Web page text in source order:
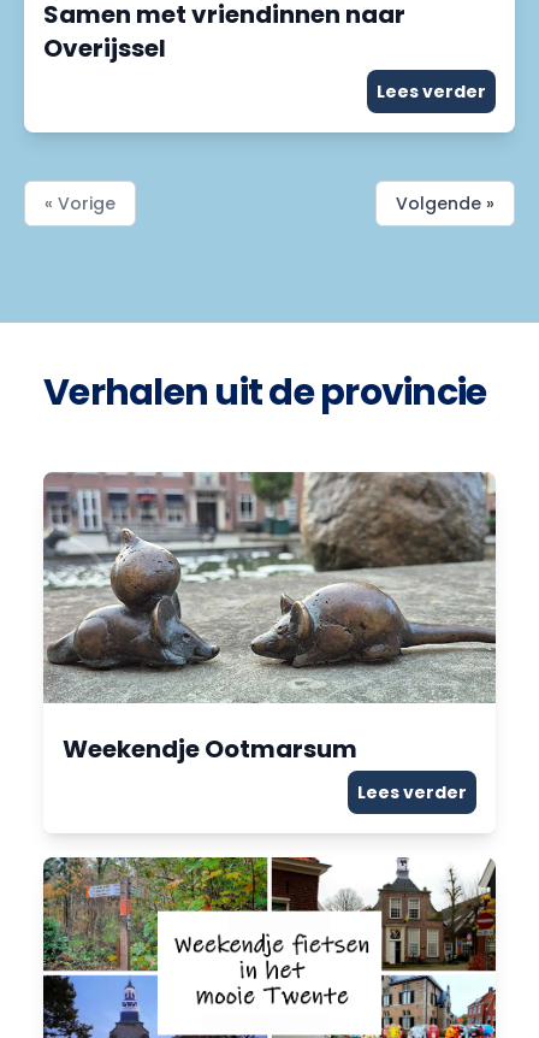
Samen met vriendinnen naar
Overijssel
Lees verder
« Vorige Volgende »
Verhalen uit de provincie
Weekendje Ootmarsum
Lees verder